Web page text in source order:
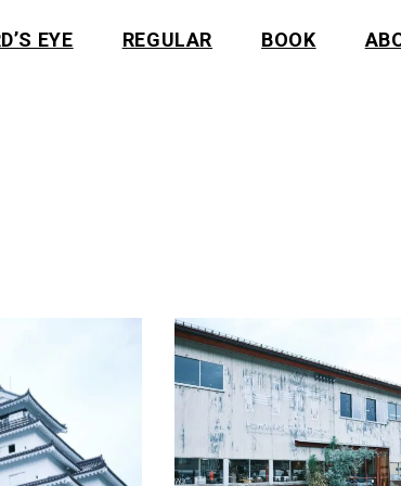
EYE REGULAR BOOK